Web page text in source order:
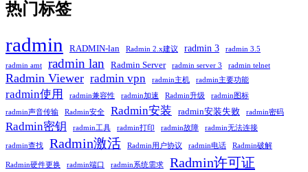
热门标签
radmin RADMIN-lan Radmin 2.x建议 radmin 3 radmin 3.5
radmin amt radmin lan Radmin Server radmin server 3 radmin telnet
Radmin Viewer radmin vpn radmin主机 radmin主要功能
radmin使用 radmin兼容性 radmin加速 Radmin升级 radmin图标
radmin声音传输 Radmin安全 Radmin安装 radmin安装失败 radmin密码
Radmin密钥 radmin工具 radmin打印 radmin故障 radmin无法连接
radmin查找 Radmin激活 Radmin用户协议 radmin电话 Radmin破解
Radmin硬件更换 radmin端口 radmin系统需求 Radmin许可证